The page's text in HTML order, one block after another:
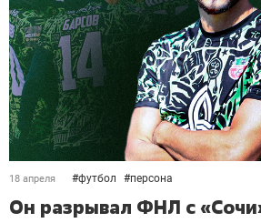
18 апреля #футбол #персона
Он разрывал ФНЛ с